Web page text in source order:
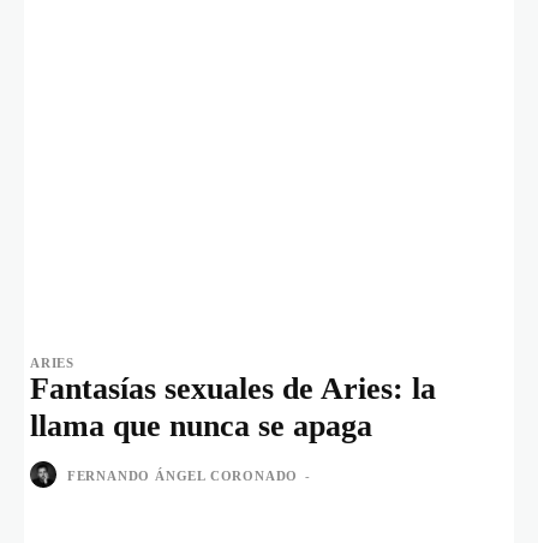
ARIES
Fantasías sexuales de Aries: la
llama que nunca se apaga
FERNANDO ÁNGEL CORONADO -